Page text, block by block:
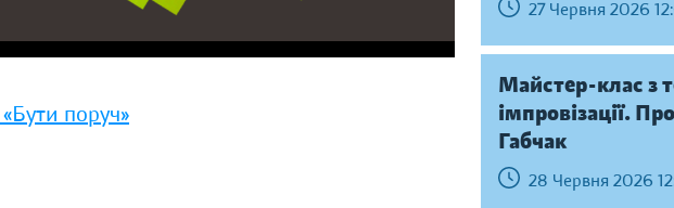
поруч»
27 Червня 2026
Майстер-клас з
імпровізації.
Габчак
28 Червня 2026